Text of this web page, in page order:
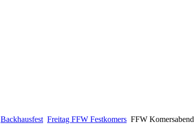
Backhausfest Freitag FFW Festkomers FFW Komersabend